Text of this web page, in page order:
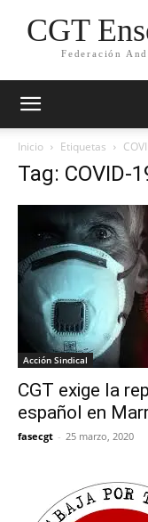
CGT
Federación
Inicio Etiquetas
Tag: COVID-
Acción Sindical
CGT exige la
español en
fasecgt - 25 marzo, 2020